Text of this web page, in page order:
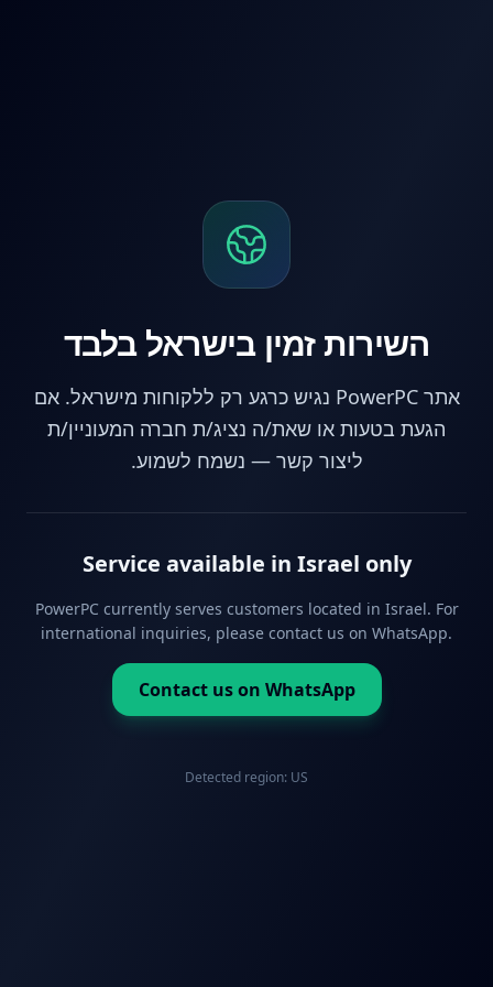
השירות זמין בישראל בלבד
אתר PowerPC נגיש כרגע רק ללקוחות מישראל. אם
הגעת בטעות או שאת/ה נציג/ת חברה המעוניין/ת
ליצור קשר — נשמח לשמוע.
Service available in Israel only
PowerPC currently serves customers located in Israel. For
international inquiries, please contact us on WhatsApp.
Contact us on WhatsApp
Detected region: US